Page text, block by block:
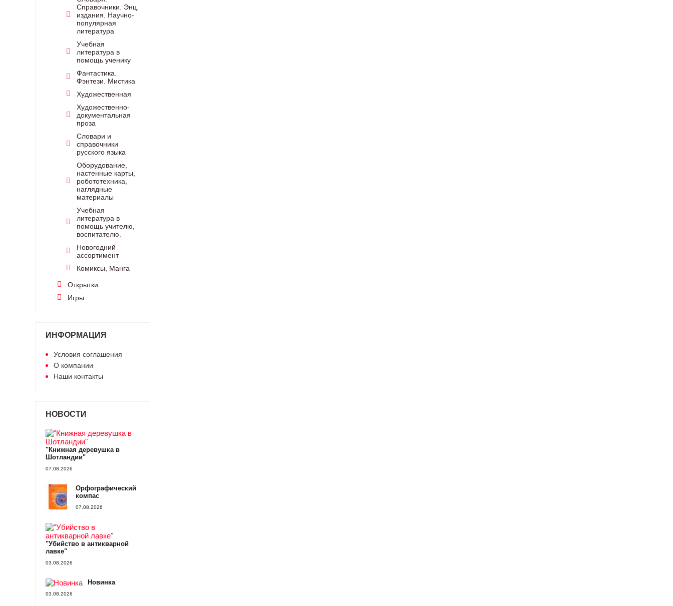
Справочники. Энц.
издания. Научно-
популярная
литература
Учебная
литература в
помощь ученику
Фантастика.
Фэнтези. Мистика
Художественная
Художественно-
документальная
проза
Словари и
справочники
русского языка
Оборудование,
настенные карты,
робототехника,
наглядные
материалы
Учебная
литература в
помощь учителю,
воспитателю.
Новогодний
ассортимент
Комиксы, Манга
Открытки
Игры
ИНФОРМАЦИЯ
Условия соглашения
О компании
Наши контакты
НОВОСТИ
"Книжная деревушка в
Шотландии"
07.08.2026
Орфографический
компас
07.08.2026
"Убийство в антикварной
лавке"
03.08.2026
Новинка
03.08.2026